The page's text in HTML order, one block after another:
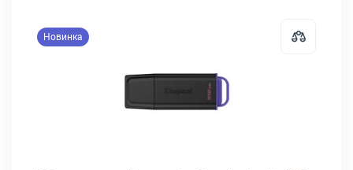
SanDisk Ultra Flair USB Type A (USB 3.2 Gen 1) 512 ГБ,
Новинка
Открыть товар: USB накопитель